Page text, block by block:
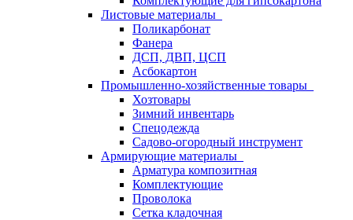
Листовые материалы
Поликарбонат
Фанера
ДСП, ДВП, ЦСП
Асбокартон
Промышленно-хозяйственные товары
Хозтовары
Зимний инвентарь
Спецодежда
Садово-огородный инструмент
Армирующие материалы
Арматура композитная
Комплектующие
Проволока
Сетка кладочная